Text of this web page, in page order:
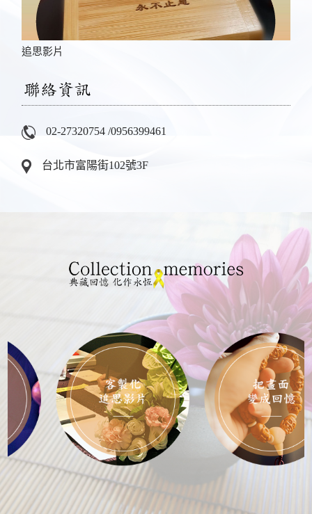
追思影片
02-27320754/0956399461
台北市富陽街102號3F